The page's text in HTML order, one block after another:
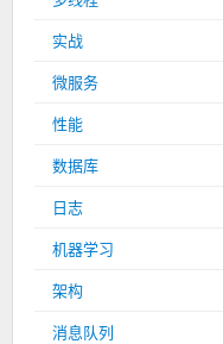
实战
微服务
性能
数据库
日志
机器学习
架构
消息队列